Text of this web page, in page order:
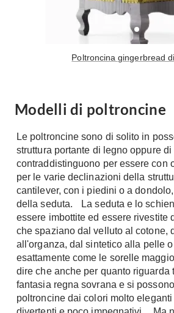
Armadi
Armadio ante Battenti
Scorrevoli
Armadi Angolo
Camerette
Camerette Ragazzi
Camerette Bambini
Letti a Castello
Per Neonati
Lettini
Materassi
Lattice
Poltroncina gingerbread
Modelli di poltroncine
Le poltroncine sono di solito in
struttura portante di legno oppure
contraddistinguono per essere con
per le varie declinazioni della
cantilever, con i piedini o a
della seduta. La seduta e lo
essere imbottite ed essere rivestite
che spaziano dal velluto al cotone,
all'organza, dal sintetico alla pelle
esattamente come le sorelle
dire che anche per quanto riguarda
fantasia regna sovrana e si
poltroncine dai colori molto